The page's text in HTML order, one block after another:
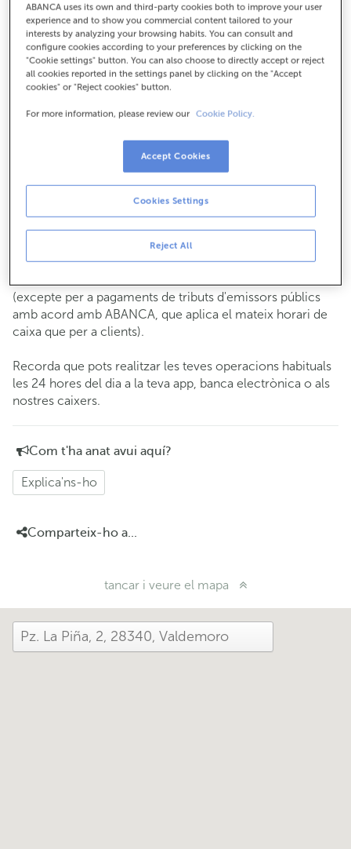
918085407
Com arribar
De dilluns a divendres de8:15 a 14:00.
cita prèviai t'atendrem el dia i hora que
Operacions amb efectiu
Clients: de dilluns a divendres de 8:15 a 11:00
Si no ets client, l'horari de caixa serà elsdimarts i dijous
(excepte per a pagaments de tributs d'emissors públics
amb acord amb ABANCA, que aplica el mateix horari de
caixa que per a clients).
Recorda que pots realitzar les teves operacions habituals
les 24 hores del dia a la teva app, banca electrònica o als
nostres caixers.
Com t'ha anat avui aquí?
Explica'ns-ho
Comparteix-ho a...
tancar i veure el mapa
ABANCA uses its own and third-party cookies both to improve your user
experience and to show you commercial content tailored to your
interests by analyzing your browsing habits. You can consult and
configure cookies according to your preferences by clicking on the
"Cookie settings" button. You can also choose to directly accept or reject
all cookies reported in the settings panel by clicking on the "Accept
cookies" or "Reject cookies" button.
For more information, please review our Cookie Policy.
Reject All
Cookies Settings
Accept Cookies